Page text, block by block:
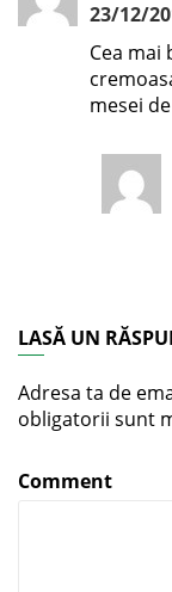
23/12/
Cea mai
mesei
LASĂ UN
Adresa ta de
obligatorii sunt
Comment